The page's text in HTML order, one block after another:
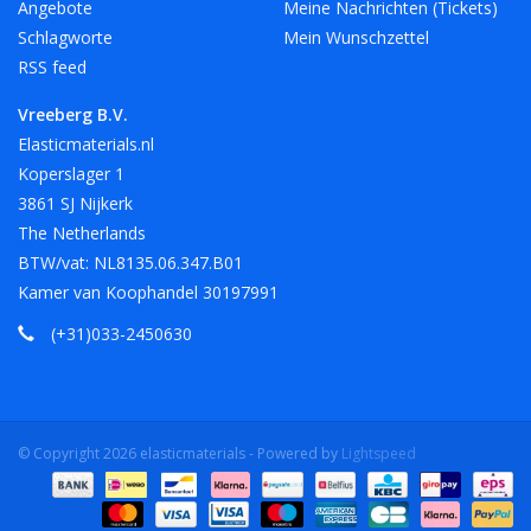
Angebote
Schlagworte
RSS feed
Meine Nachrichten (Tickets)
Mein Wunschzettel
Vreeberg B.V.
Elasticmaterials.nl
Koperslager 1
3861 SJ Nijkerk
The Netherlands
BTW/vat: NL8135.06.347.B01
Kamer van Koophandel 30197991
(+31)033-2450630
© Copyright 2026 elasticmaterials - Powered by Lightspeed